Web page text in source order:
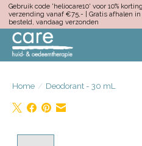
Gebruik code 'heliocare10' voor 10%
verzending vanaf €75,- | Gratis afhalen
besteld, vandaag verzonden
Home / Deodorant - 30 mL